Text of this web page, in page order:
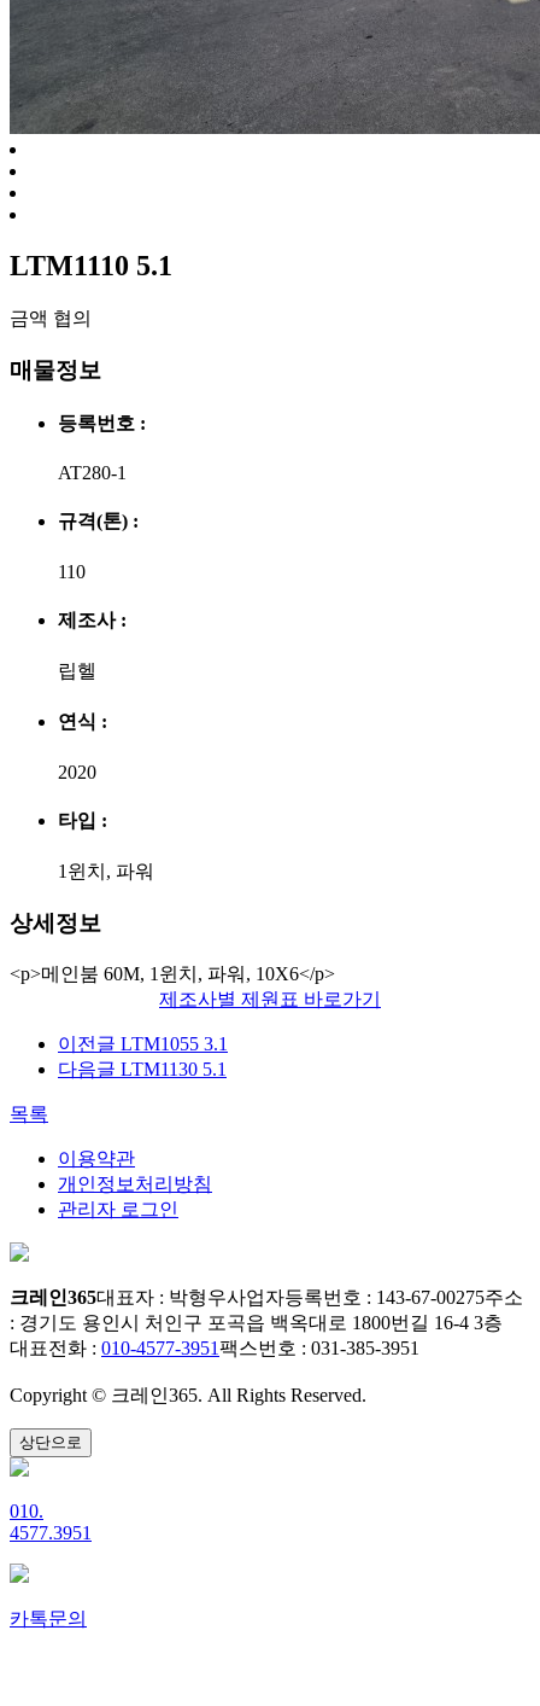
LTM1110 5.1
금액 협의
매물정보
등록번호 :
AT280-1
규격(톤) :
110
제조사 :
립헬
연식 :
2020
타입 :
1윈치, 파워
상세정보
<p>메인붐 60M, 1윈치, 파워, 10X6</p>
제조사별 제원표 바로가기
이전글 LTM1055 3.1
다음글 LTM1130 5.1
목록
이용약관
개인정보처리방침
관리자 로그인
크레인365대표자 : 박형우사업자등록번호 : 143-67-00275주소
: 경기도 용인시 처인구 포곡읍 백옥대로 1800번길 16-4 3층
대표전화 : 010-4577-3951팩스번호 : 031-385-3951
Copyright © 크레인365. All Rights Reserved.
상단으로
010.
4577.3951
카톡문의